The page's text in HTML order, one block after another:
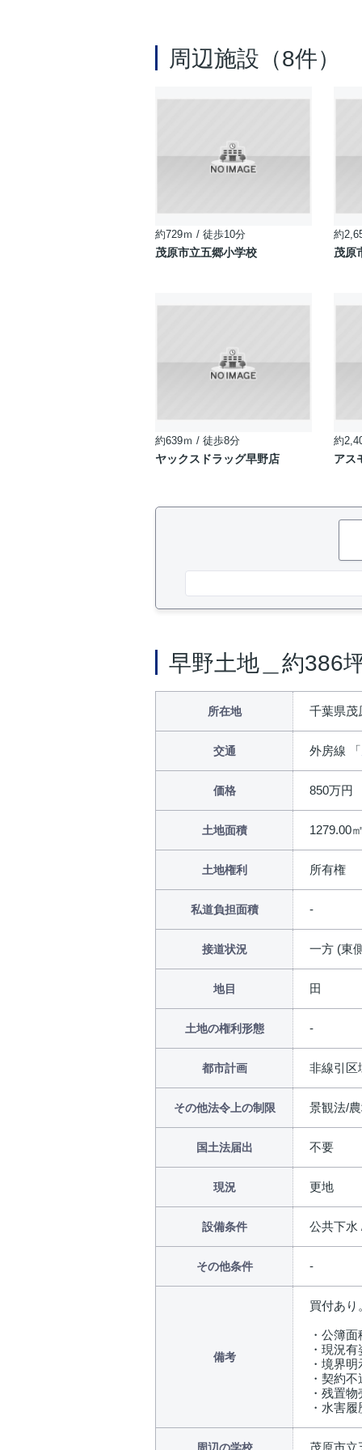
周辺施設（8件）
約729ｍ / 徒歩10分
茂原市立五郷小学校
約
茂原
約639ｍ / 徒歩8分
ヤックスドラッグ早野店
約
アス
早野土地＿約386
所在地 千葉県茂
交通 外房線 「
価格 850万円
土地面積 1279.00
土地権利 所有権
私道負担面積
接道状況 一方 (東
地目 田
土地の権利形態
都市計画 非線引区
その他法令上の制限 景観法/
国土法届出 不要
現況 更地
設備条件 公共下水
その他条件
備考
買付あり
・公簿
・現況
・境界明
・契約
・残置
・水害
茂原市立